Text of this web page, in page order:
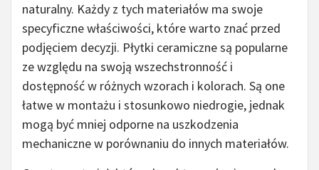
naturalny. Każdy z tych materiałów ma swoje
specyficzne właściwości, które warto znać przed
podjęciem decyzji. Płytki ceramiczne są popularne
ze względu na swoją wszechstronność i
dostępność w różnych wzorach i kolorach. Są one
łatwe w montażu i stosunkowo niedrogie, jednak
mogą być mniej odporne na uszkodzenia
mechaniczne w porównaniu do innych materiałów.